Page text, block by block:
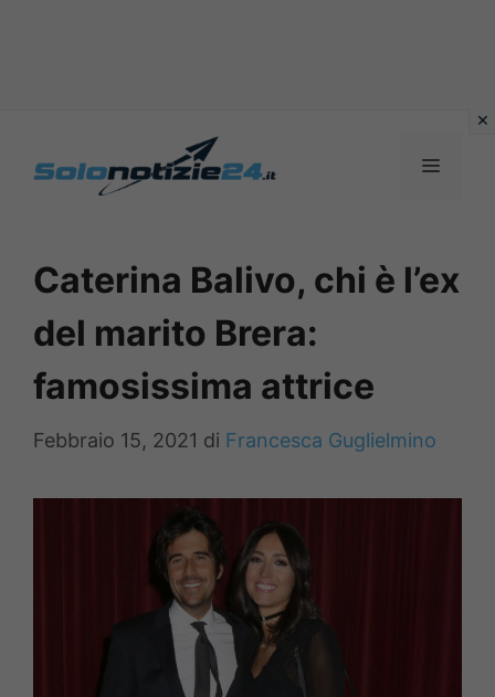
MENU
Caterina Balivo, chi è l’ex
del marito Brera:
famosissima attrice
Febbraio 15, 2021 di Francesca Guglielmino